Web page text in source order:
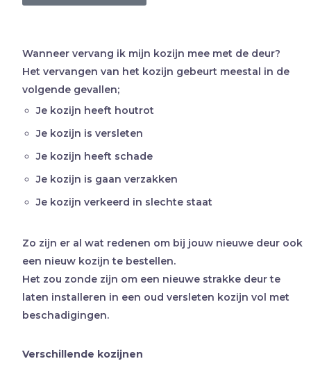
Wanneer vervang ik mijn kozijn mee met de deur?
Het vervangen van het kozijn gebeurt meestal in de
volgende gevallen;
Je kozijn heeft houtrot
Je kozijn is versleten
Je kozijn heeft schade
Je kozijn is gaan verzakken
Je kozijn verkeerd in slechte staat
Zo zijn er al wat redenen om bij jouw nieuwe deur ook
een nieuw kozijn te bestellen.
Het zou zonde zijn om een nieuwe strakke deur te
laten installeren in een oud versleten kozijn vol met
beschadigingen.
Verschillende kozijnen